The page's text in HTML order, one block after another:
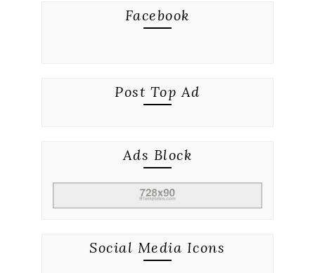
Facebook
Post Top Ad
Ads Block
Social Media Icons